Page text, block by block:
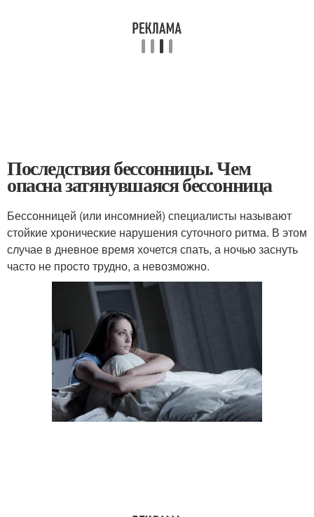
Последствия бессонницы. Чем
опасна затянувшаяся бессонница
Бессонницей (или инсомнией) специалисты называют
стойкие хронические нарушения суточного ритма. В этом
случае в дневное время хочется спать, а ночью заснуть
часто не просто трудно, а невозможно.